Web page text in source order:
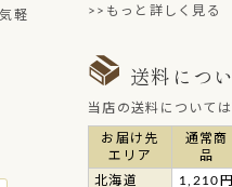
軽
>>もっと詳しく見る
送料につ
当店の送料について
お届け先
エリア
通常商
品
北海道
1,210円